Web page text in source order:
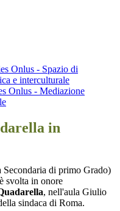
Onlus - Spazio di
e interculturale
Onlus - Mediazione
in
Secondaria di primo Grado)
svolta in onore
, nell'aula Giulio
sindaca di Roma.